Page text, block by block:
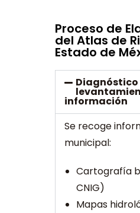
Proceso de
del Atlas de
Estado de
Diagnóstico
información
Se recoge
municipal:
Cartografía
CNIG)
Mapas